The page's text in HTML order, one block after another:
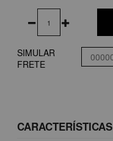
SIMULAR
FRETE
CARACTERÍSTICAS